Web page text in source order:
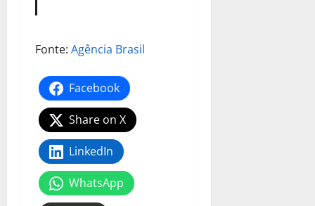
Fonte: Agência Brasil
Facebook
Share on X
LinkedIn
WhatsApp